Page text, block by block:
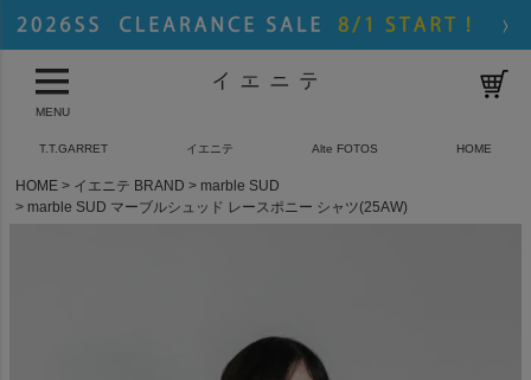
MENU
T.T.GARRET イエニテ Alte FOTOS HOME
HOME イエニテ BRAND
marble SUD
marble SUD マーブルシュッド レースポニー シャツ(25AW)